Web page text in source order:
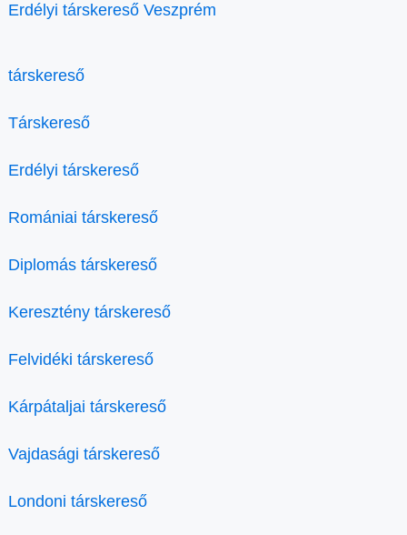
Erdélyi társkereső Veszprém
társkereső
Társkereső
Erdélyi társkereső
Romániai társkereső
Diplomás társkereső
Keresztény társkereső
Felvidéki társkereső
Kárpátaljai társkereső
Vajdasági társkereső
Londoni társkereső